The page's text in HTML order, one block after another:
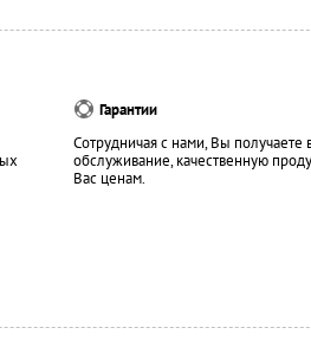
Гарантии
Сотрудничая с нами, Вы
обслуживание, качественную
Вас ценам.